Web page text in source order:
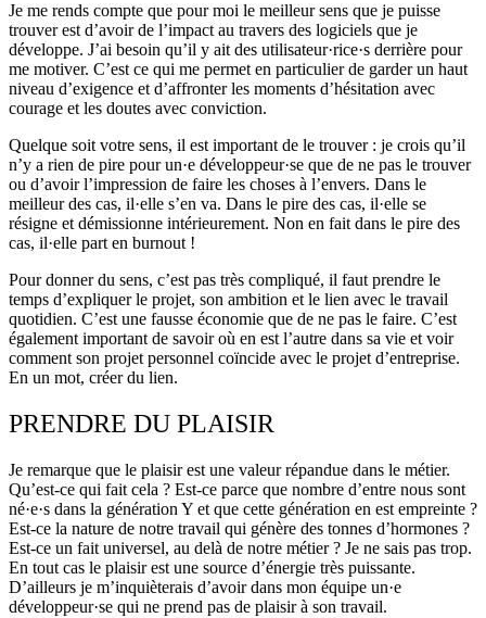
Je me rends compte que pour moi le meilleur sens que je puisse
trouver est d’avoir de l’impact au travers des logiciels que je
développe. J’ai besoin qu’il y ait des utilisateur·rice·s derrière pour
me motiver. C’est ce qui me permet en particulier de garder un haut
niveau d’exigence et d’affronter les moments d’hésitation avec
courage et les doutes avec conviction.
Quelque soit votre sens, il est important de le trouver : je crois qu’il
n’y a rien de pire pour un·e développeur·se que de ne pas le trouver
ou d’avoir l’impression de faire les choses à l’envers. Dans le
meilleur des cas, il·elle s’en va. Dans le pire des cas, il·elle se
résigne et démissionne intérieurement. Non en fait dans le pire des
cas, il·elle part en burnout !
Pour donner du sens, c’est pas très compliqué, il faut prendre le
temps d’expliquer le projet, son ambition et le lien avec le travail
quotidien. C’est une fausse économie que de ne pas le faire. C’est
également important de savoir où en est l’autre dans sa vie et voir
comment son projet personnel coïncide avec le projet d’entreprise.
En un mot, créer du lien.
PRENDRE DU PLAISIR
Je remarque que le plaisir est une valeur répandue dans le métier.
Qu’est-ce qui fait cela ? Est-ce parce que nombre d’entre nous sont
né·e·s dans la génération Y et que cette génération en est empreinte ?
Est-ce la nature de notre travail qui génère des tonnes d’hormones ?
Est-ce un fait universel, au delà de notre métier ? Je ne sais pas trop.
En tout cas le plaisir est une source d’énergie très puissante.
D’ailleurs je m’inquièterais d’avoir dans mon équipe un·e
développeur·se qui ne prend pas de plaisir à son travail.